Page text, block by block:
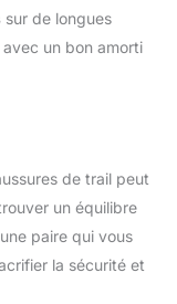
sur de longues
un bon amorti
de trail peut
un équilibre
paire qui vous
la sécurité et